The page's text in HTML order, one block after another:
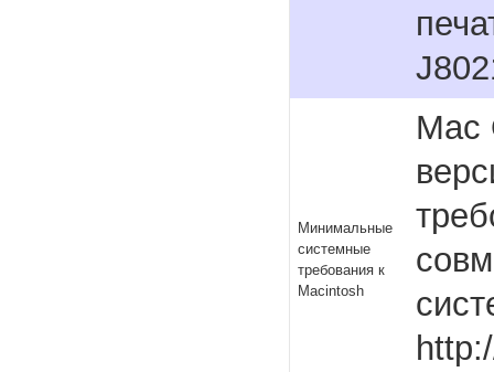
Минимальные
системные
требования к
Macintosh
Mac